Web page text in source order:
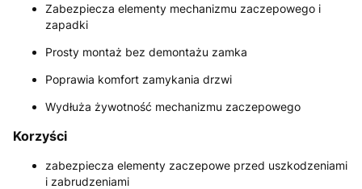
Zabezpiecza elementy mechanizmu zaczepowego i
zapadki
Prosty montaż bez demontażu zamka
Poprawia komfort zamykania drzwi
Wydłuża żywotność mechanizmu zaczepowego
Korzyści
zabezpiecza elementy zaczepowe przed uszkodzeniami
i zabrudzeniami